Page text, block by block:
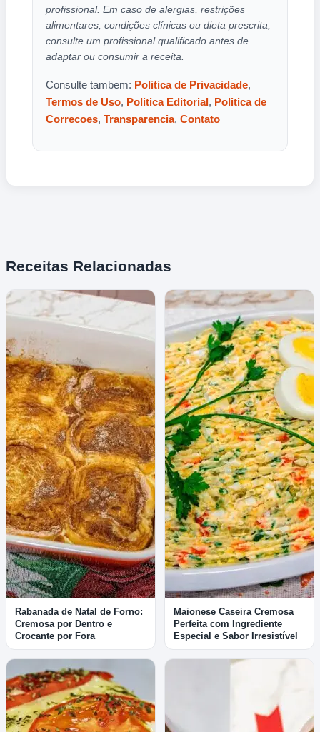
profissional. Em caso de alergias, restrições
alimentares, condições clínicas ou dieta prescrita,
consulte um profissional qualificado antes de
adaptar ou consumir a receita.
Consulte tambem: Politica de Privacidade,
Termos de Uso, Politica Editorial, Politica de
Correcoes, Transparencia, Contato
Receitas Relacionadas
Rabanada de Natal de Forno:
Cremosa por Dentro e
Crocante por Fora
Maionese Caseira Cremosa
Perfeita com Ingrediente
Especial e Sabor Irresistível